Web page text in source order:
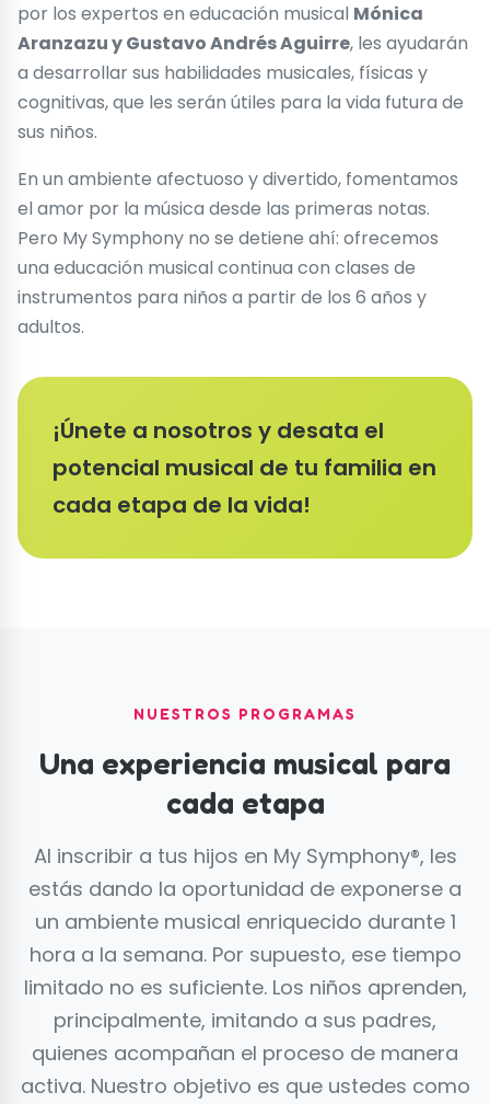
por los expertos en educación musical Mónica
Aranzazu y Gustavo Andrés Aguirre, les ayudarán
a desarrollar sus habilidades musicales, físicas y
cognitivas, que les serán útiles para la vida futura de
sus niños.
En un ambiente afectuoso y divertido, fomentamos
el amor por la música desde las primeras notas.
Pero My Symphony no se detiene ahí: ofrecemos
una educación musical continua con clases de
instrumentos para niños a partir de los 6 años y
adultos.
¡Únete a nosotros y desata el
potencial musical de tu familia en
cada etapa de la vida!
NUESTROS PROGRAMAS
Una experiencia musical para
cada etapa
Al inscribir a tus hijos en My Symphony®, les
estás dando la oportunidad de exponerse a
un ambiente musical enriquecido durante 1
hora a la semana. Por supuesto, ese tiempo
limitado no es suficiente. Los niños aprenden,
principalmente, imitando a sus padres,
quienes acompañan el proceso de manera
activa. Nuestro objetivo es que ustedes como